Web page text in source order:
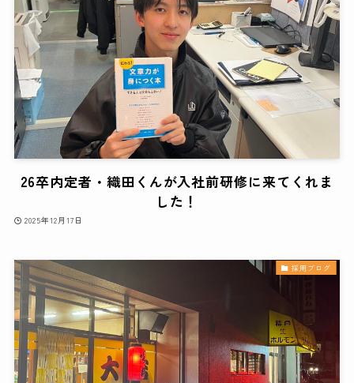
26卒内定者・織田くんが入社前研修に来てくれま
した！
2025年12月17日
採用ブログ